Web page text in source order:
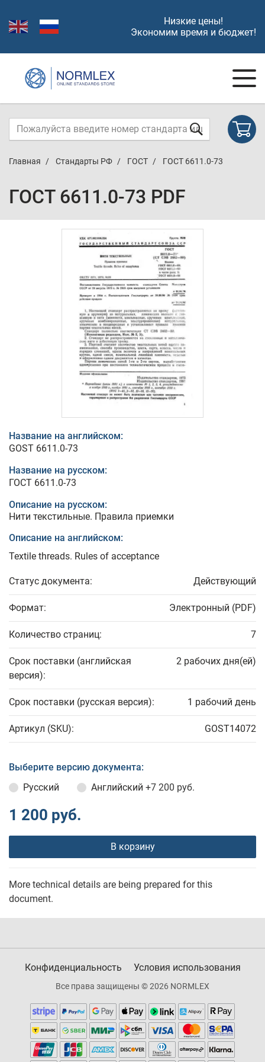
Низкие цены!
Экономим время и бюджет!
Главная Стандарты РФ ГОСТ ГОСТ 6611.0-73
ГОСТ 6611.0-73 PDF
Название на английском:
GOST 6611.0-73
Название на русском:
ГОСТ 6611.0-73
Описание на русском:
Нити текстильные. Правила приемки
Описание на английском:
Textile threads. Rules of acceptance
Статус документа: Действующий
Формат: Электронный (PDF)
Количество страниц: 7
Срок поставки (английская
версия):
2 рабочих дня(ей)
Срок поставки (русская версия): 1 рабочий день
Артикул (SKU): GOST14072
Выберите версию документа:
Русский
Английский +7 200 руб.
1 200 руб.
В корзину
More technical details are being prepared for this
document.
Конфиденциальность Условия использования
Все права защищены © 2026 NORMLEX